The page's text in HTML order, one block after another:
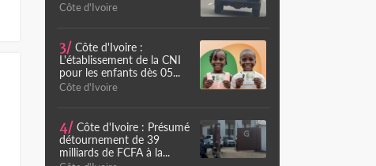
Côte d'Ivoire
3/ Côte d'Ivoire :
L'établissement de la CNI
pour les enfants dès 05...
Côte d'Ivoire
4/ Côte d'Ivoire : Présumé
détournement de 39
milliards de FCFA à la...